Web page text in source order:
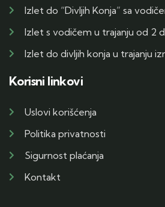
Izlet do “Divljih Konja” sa
Izlet s vodičem u trajanju od 2
Izlet do divljih konja u trajanju
Korisni linkovi
Uslovi korišćenja
Politika privatnosti
Sigurnost plaćanja
Kontakt